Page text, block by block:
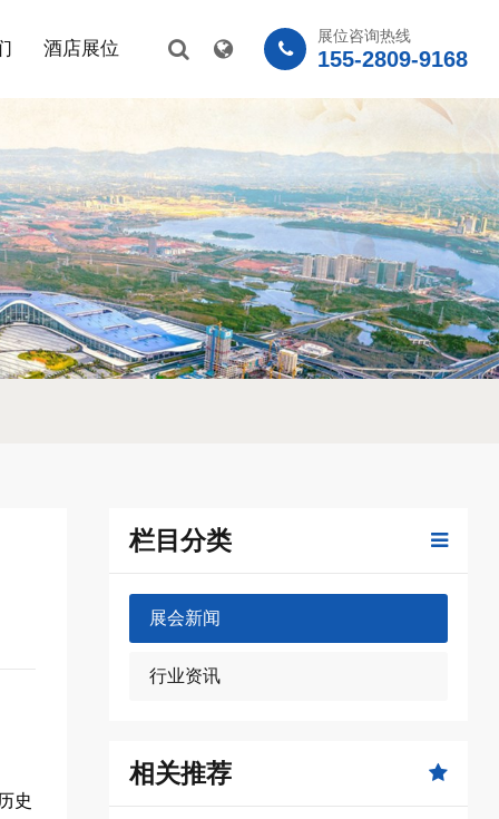
展位咨询热线
155-2809-9168
酒店展位
史
栏目分类
展会新闻
行业资讯
相关推荐